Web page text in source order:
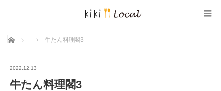
ホーム 牛たん料理閣3
2022.12.13
牛たん料理閣3